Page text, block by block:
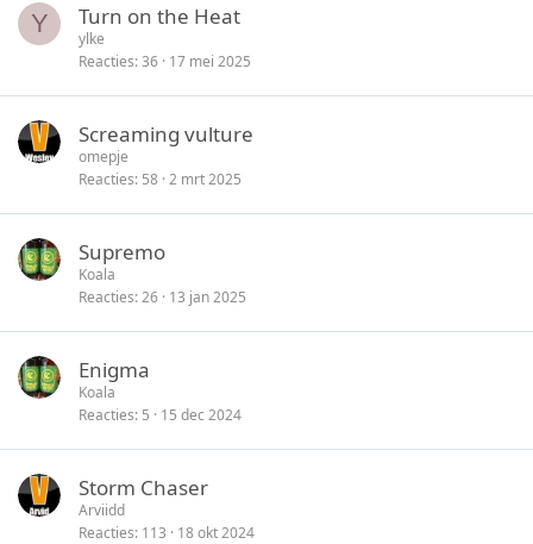
Y Turn on the Heat
ylke
Reacties 36 17 mei 2025
Screaming vulture
omepje
Reacties 58 2 mrt 2025
Supremo
Koala
Reacties 26 13 jan 2025
Enigma
Koala
Reacties 5 15 dec 2024
Storm Chaser
Arviidd
Reacties 113 18 okt 2024